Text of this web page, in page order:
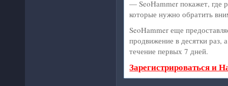
— SeoHammer покажет, где
которые нужно обратить
SeoHammer еще
продвижение в десятки раз,
течение первых 7 дней.
Зарегистрироваться и